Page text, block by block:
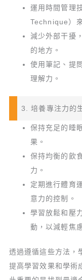
運用時間管理
Technique）
減少外部干擾
的地方。
使用筆記、提
理解力。
3. 培養專注力的
保持充足的睡
果。
保持均衡的飲
力。
定期進行體育
意力的控制。
學習放鬆和壓
動，以減輕焦
透過遵循這些方法，
提高學習效果和學術